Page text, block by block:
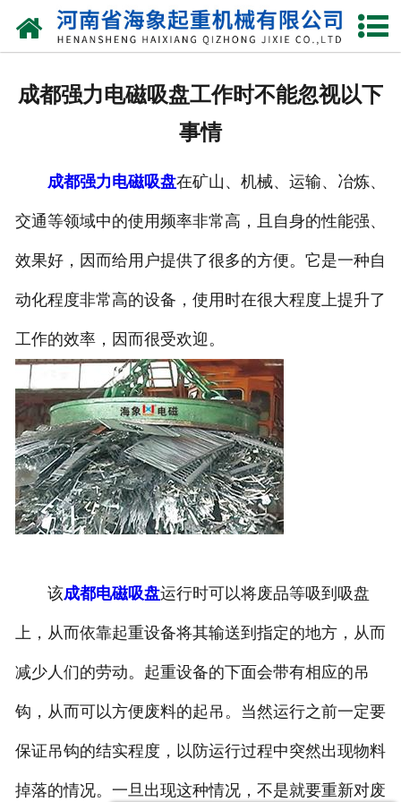
网站首页
厂区一角
案例展示
成都强力电磁吸盘工作时不能忽视以下
事情
成都强力电磁吸盘在矿山、机械、运输、冶炼、
交通等领域中的使用频率非常高，且自身的性能强、
效果好，因而给用户提供了很多的方便。它是一种自
动化程度非常高的设备，使用时在很大程度上提升了
工作的效率，因而很受欢迎。
该成都电磁吸盘运行时可以将废品等吸到吸盘
上，从而依靠起重设备将其输送到指定的地方，从而
减少人们的劳动。起重设备的下面会带有相应的吊
钩，从而可以方便废料的起吊。当然运行之前一定要
保证吊钩的结实程度，以防运行过程中突然出现物料
掉落的情况。一旦出现这种情况，不是就要重新对废